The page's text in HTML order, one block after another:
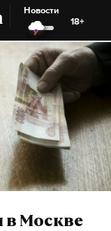
Новости
18+
в Москве